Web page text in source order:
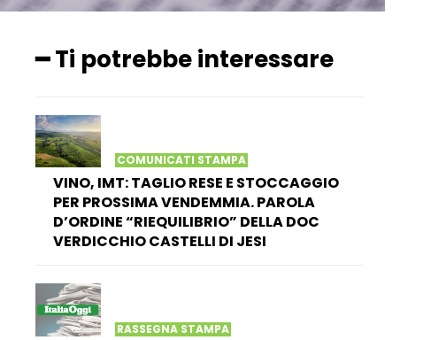
━ Ti potrebbe interessare
COMUNICATI STAMPA
VINO, IMT: TAGLIO RESE E STOCCAGGIO
PER PROSSIMA VENDEMMIA. PAROLA
D’ORDINE “RIEQUILIBRIO” DELLA DOC
VERDICCHIO CASTELLI DI JESI
RASSEGNA STAMPA